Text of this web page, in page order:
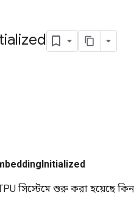
সিস্টেমে শুরু করা হয়েছে